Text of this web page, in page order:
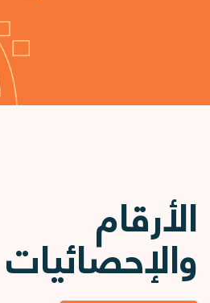
الأرقام
والإحصائيات